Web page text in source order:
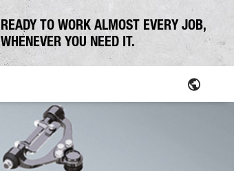
READY TO WORK ALMOST EVERY JOB,
WHENEVER YOU NEED IT.